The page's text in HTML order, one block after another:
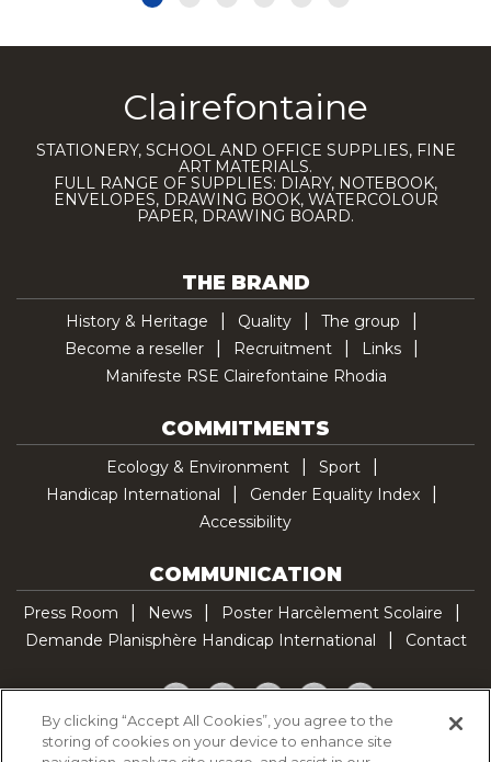
Clairefontaine
STATIONERY, SCHOOL AND OFFICE SUPPLIES, FINE
ART MATERIALS.
FULL RANGE OF SUPPLIES: DIARY, NOTEBOOK,
ENVELOPES, DRAWING BOOK, WATERCOLOUR
PAPER, DRAWING BOARD.
THE BRAND
History & Heritage Quality
The group
Become a reseller
Recruitment
Links
Manifeste RSE Clairefontaine Rhodia
COMMITMENTS
Ecology & Environment
Sport
Handicap International
Gender Equality Index
Accessibility
COMMUNICATION
Press Room News
Poster Harcèlement Scolaire
Demande Planisphère Handicap International
Contact
Facebook
TwitterYouTubePinterestTikTok
Cookie Policy
By clicking “Accept All Cookies”, you agree to the
storing of cookies on your device to enhance site